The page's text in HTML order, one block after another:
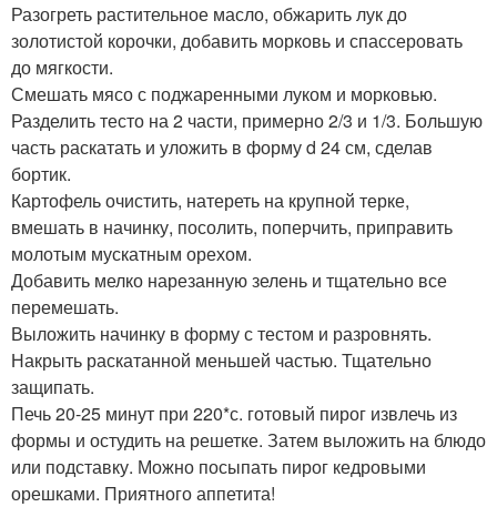
Разогреть растительное масло, обжарить лук до
золотистой корочки, добавить морковь и спассеровать
до мягкости.
Смешать мясо с поджаренными луком и морковью.
Разделить тесто на 2 части, примерно 2/3 и 1/3. Большую
часть раскатать и уложить в форму d 24 см, сделав
бортик.
Картофель очистить, натереть на крупной терке,
вмешать в начинку, посолить, поперчить, приправить
молотым мускатным орехом.
Добавить мелко нарезанную зелень и тщательно все
перемешать.
Выложить начинку в форму с тестом и разровнять.
Накрыть раскатанной меньшей частью. Тщательно
защипать.
Печь 20-25 минут при 220*с. готовый пирог извлечь из
формы и остудить на решетке. Затем выложить на блюдо
или подставку. Можно посыпать пирог кедровыми
орешками. Приятного аппетита!